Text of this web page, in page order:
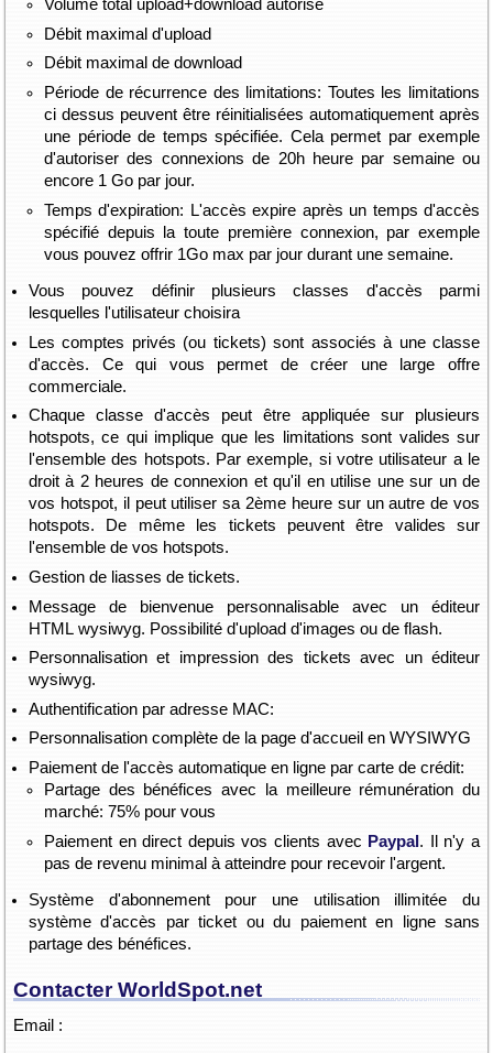
Volume total upload+download autorisé
Débit maximal d'upload
Débit maximal de download
Période de récurrence des limitations: Toutes les limitations
ci dessus peuvent être réinitialisées automatiquement après
une période de temps spécifiée. Cela permet par exemple
d'autoriser des connexions de 20h heure par semaine ou
encore 1 Go par jour.
Temps d'expiration: L'accès expire après un temps d'accès
spécifié depuis la toute première connexion, par exemple
vous pouvez offrir 1Go max par jour durant une semaine.
Vous pouvez définir plusieurs classes d'accès parmi
lesquelles l'utilisateur choisira
Les comptes privés (ou tickets) sont associés à une classe
d'accès. Ce qui vous permet de créer une large offre
commerciale.
Chaque classe d'accès peut être appliquée sur plusieurs
hotspots, ce qui implique que les limitations sont valides sur
l'ensemble des hotspots. Par exemple, si votre utilisateur a le
droit à 2 heures de connexion et qu'il en utilise une sur un de
vos hotspot, il peut utiliser sa 2ème heure sur un autre de vos
hotspots. De même les tickets peuvent être valides sur
l'ensemble de vos hotspots.
Gestion de liasses de tickets.
Message de bienvenue personnalisable avec un éditeur
HTML wysiwyg. Possibilité d'upload d'images ou de flash.
Personnalisation et impression des tickets avec un éditeur
wysiwyg.
Authentification par adresse MAC:
Personnalisation complète de la page d'accueil en WYSIWYG
Paiement de l'accès automatique en ligne par carte de crédit:
Partage des bénéfices avec la meilleure rémunération du
marché: 75% pour vous
Paiement en direct depuis vos clients avec Paypal . Il n'y a
pas de revenu minimal à atteindre pour recevoir l'argent.
Système d'abonnement pour une utilisation illimitée du
système d'accès par ticket ou du paiement en ligne sans
partage des bénéfices.
Contacter WorldSpot.net
Email :